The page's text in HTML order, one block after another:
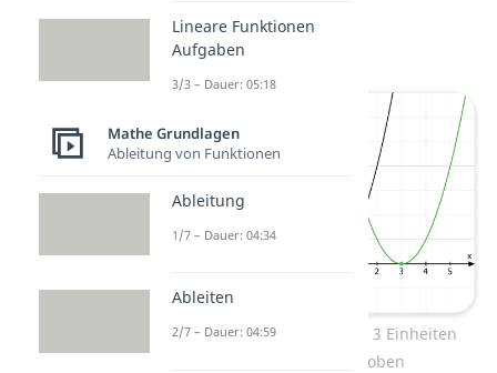
Normalparabel wurde um 3 Einheiten
nach rechts verschoben
Lineare Funktionen
Aufgaben
3/3 – Dauer: 05:18
Mathe Grundlagen
Ableitung von Funktionen
Ableitung
1/7 – Dauer: 04:34
Ableiten
2/7 – Dauer: 04:59